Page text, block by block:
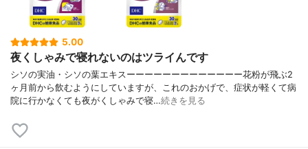
5.00
夜くしゃみで寝れないのはツライんです
シソの実油・シソの葉エキスーーーーーーーーーーーーー花粉が飛ぶ2
ヶ月前から飲むようにしていますが、これのおかげで、症状が軽くて病
院に行かなくても夜がくしゃみで寝…続きを見る